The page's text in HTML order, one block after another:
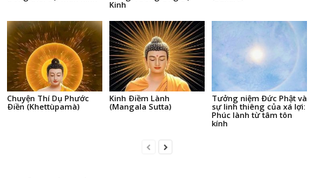
Kinh
Chuyện Thí Dụ Phước
Ðiền (Khettùpamà)
Kinh Ðiềm Lành
(Mangala Sutta)
Tưởng niệm Đức Phật và
sự linh thiêng của xá lợi:
Phúc lành từ tâm tôn
kính